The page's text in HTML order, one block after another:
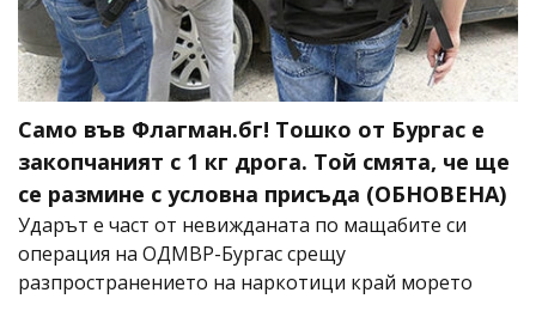
Само във Флагман.бг! Тошко от Бургас е
закопчаният с 1 кг дрога. Той смята, че ще
се размине с условна присъда (ОБНОВЕНА)
Ударът е част от невижданата по мащабите си
операция на ОДМВР-Бургас срещу
разпространението на наркотици край морето